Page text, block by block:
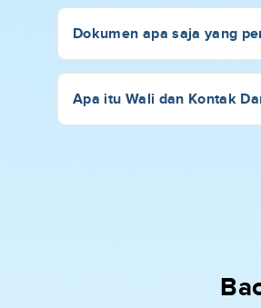
Dokumen apa saja yang
Apa itu Wali dan Kontak